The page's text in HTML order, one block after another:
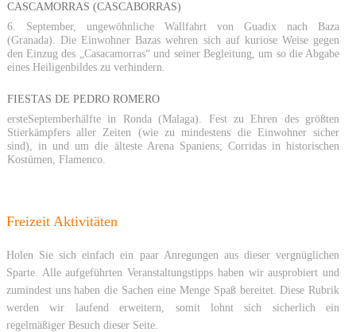
CASCAMORRAS (CASCABORRAS)
6. September, ungewöhnliche Wallfahrt von Guadix nach Baza
(Granada). Die Einwohner Bazas wehren sich auf kuriose Weise gegen
den Einzug des „Casacamorras“ und seiner Begleitung, um so die Abgabe
eines Heiligenbildes zu verhindern.
FIESTAS DE PEDRO ROMERO
ersteSeptemberhälfte in Ronda (Malaga). Fest zu Ehren des größten
Stierkämpfers aller Zeiten (wie zu mindestens die Einwohner sicher
sind), in und um die älteste Arena Spaniens; Corridas in historischen
Kostümen, Flamenco.
Freizeit Aktivitäten
Holen Sie sich einfach ein paar Anregungen aus dieser vergnüglichen
Sparte. Alle aufgeführten Veranstaltungstipps haben wir ausprobiert und
zumindest uns haben die Sachen eine Menge Spaß bereitet. Diese Rubrik
werden wir laufend erweitern, somit lohnt sich sicherlich ein
regelmäßiger Besuch dieser Seite.